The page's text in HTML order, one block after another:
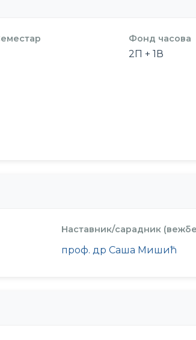
Фонд часова
2П + 1В
Наставник/сарадник
проф. др Саша Мишић